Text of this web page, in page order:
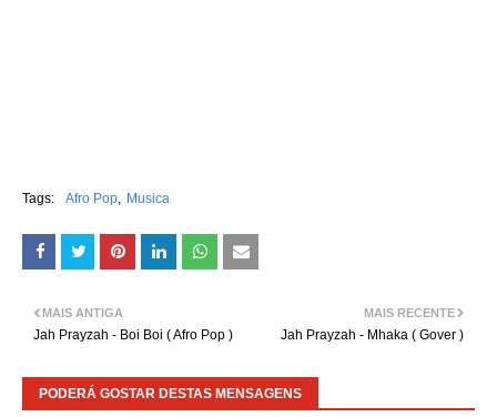
Tags: Afro Pop Musica
MAIS RECENTE
Jah Prayzah - Mhaka ( Gover )
MAIS ANTIGA
Jah Prayzah - Boi Boi ( Afro Pop )
PODERÁ GOSTAR DESTAS MENSAGENS